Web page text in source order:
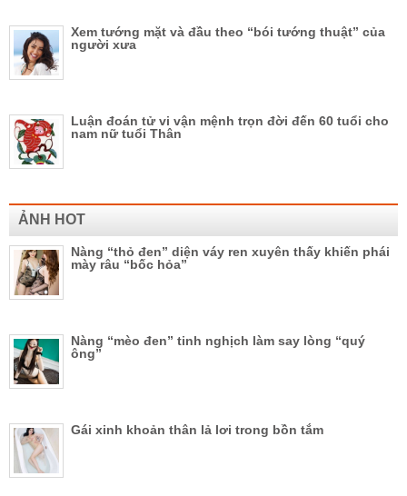
Xem tướng mặt và đầu theo “bói tướng thuật” của
người xưa
Luận đoán tử vi vận mệnh trọn đời đến 60 tuổi cho
nam nữ tuổi Thân
ẢNH HOT
Nàng “thỏ đen” diện váy ren xuyên thấy khiến phái
mày râu “bốc hỏa”
Nàng “mèo đen” tinh nghịch làm say lòng “quý
ông”
Gái xinh khoản thân lả lơi trong bồn tắm